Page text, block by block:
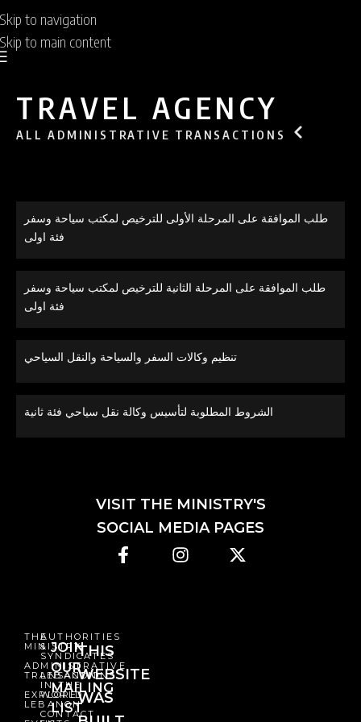
Skip to navigation
Skip to main content
TRAVEL AGENCY
ALL ADMINISTRATIVE TRANSACTIONS
طلب الموافقة على المرحلة الأولى للترخيص لمكتب سياحة وسفر
فئة اولى
طلب الموافقة على المرحلة الثانية للترخيص لمكتب سياحة وسفر
فئة اولى
تنظيم وكالات السفر والسياحة والنقل السياحي
الشروط المطلوبة لتأسيس وكالة نقل سياحي فئة ثانية
VISIT THE MINISTRY'S
SOCIAL MEDIA PAGES
THE
MINISTRY
ADMINISTRATIVE
TRANSACTIONS
EXPLORE
LEBANON
AUTHORITIES
&
SYNDICATES
LEBANON
IN THE
WORLD
CONTACT
JOIN
OUR
MAILING
LIST
THIS
WEBSITE
WAS